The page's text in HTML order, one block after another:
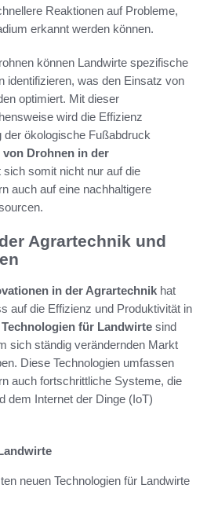
Reaktionen auf Probleme,
erkannt werden können.
können Landwirte spezifische
identifizieren, was den Einsatz von
optimiert. Mit dieser
wird die Effizienz
der ökologische Fußabdruck
von Drohnen in der
somit nicht nur auf die
auch auf eine nachhaltigere
Agrartechnik und
in der Agrartechnik hat
auf die Effizienz und Produktivität in
Technologien für Landwirte sind
sich ständig verändernden Markt
Diese Technologien umfassen
auch fortschrittliche Systeme, die
dem Internet der Dinge (IoT)
neuen Technologien für Landwirte